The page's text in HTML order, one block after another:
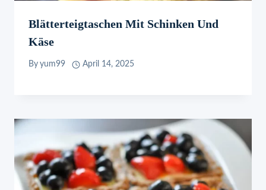
Blätterteigtaschen Mit Schinken Und
Käse
By yum99 April 14, 2025